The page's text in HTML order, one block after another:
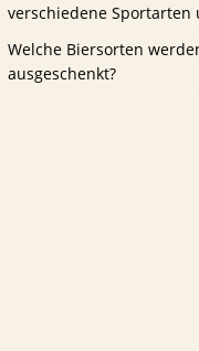
verschiedene Sportarten
Welche Biersorten
ausgeschenkt?